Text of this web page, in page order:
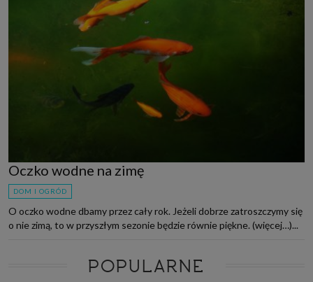
Oczko wodne na zimę
DOM I OGRÓD
O oczko wodne dbamy przez cały rok. Jeżeli dobrze zatroszczymy się
o nie zimą, to w przyszłym sezonie będzie równie piękne. (więcej…)...
POPULARNE